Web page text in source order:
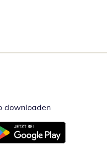
downloadenÖffnet in
in neuem Fenster